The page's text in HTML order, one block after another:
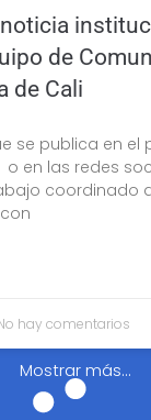
de
de Cali
se publica en el
en las redes
coordinado
hay comentarios
Mostrar más...